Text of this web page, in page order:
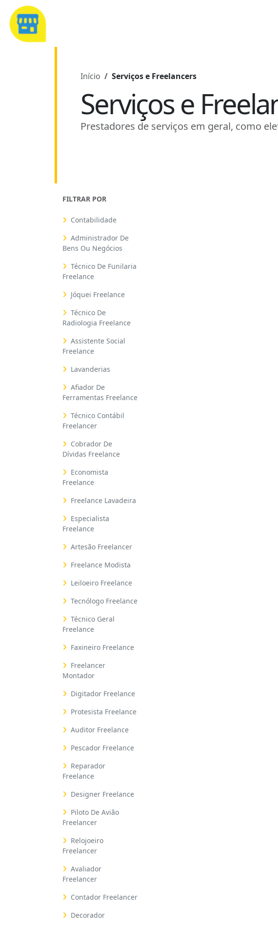
Início Serviços e Freelancers
Serviços e
Prestadores de serviços em geral, como
FILTRAR POR
Contabilidade
Administrador De
Bens Ou Negócios
Técnico De Funilaria
Freelance
Jóquei Freelance
Técnico De
Radiologia Freelance
Assistente Social
Freelance
Lavanderias
Afiador De
Ferramentas Freelance
Técnico Contábil
Freelancer
Cobrador De
Dívidas Freelance
Economista
Freelance
Freelance Lavadeira
Especialista
Freelance
Artesão Freelancer
Freelance Modista
Leiloeiro Freelance
Tecnólogo Freelance
Técnico Geral
Freelance
Faxineiro Freelance
Freelancer
Montador
Digitador Freelance
Protesista Freelance
Auditor Freelance
Pescador Freelance
Reparador
Freelance
Designer Freelance
Piloto De Avião
Freelancer
Relojoeiro
Freelancer
Avaliador
Freelancer
Contador Freelancer
Decorador